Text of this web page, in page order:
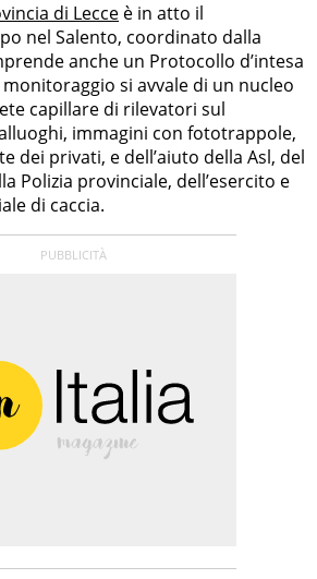
di Lecce è in atto il
nel Salento, coordinato dalla
anche un Protocollo d’intesa
si avvale di un nucleo
capillare di rilevatori sul
immagini con fototrappole,
dei privati, e dell’aiuto della Asl, del
Polizia provinciale, dell’esercito e
di caccia.